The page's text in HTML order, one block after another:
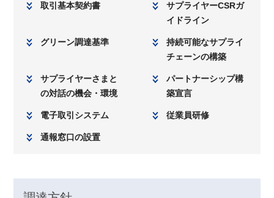
取引基本契約書
サプライヤーCSRガ
イドライン
グリーン調達基準
持続可能なサプライ
チェーンの構築
サプライヤーさまと
の対話の機会・環境
パートナーシップ構
築宣言
電子取引システム 従業員研修
通報窓口の設置